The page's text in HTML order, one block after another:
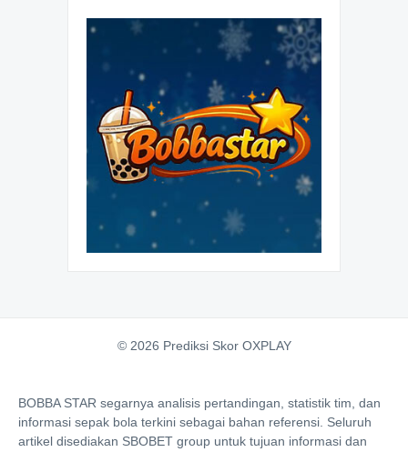
© 2026 Prediksi Skor OXPLAY
BOBBA STAR segarnya analisis pertandingan, statistik tim, dan
informasi sepak bola terkini sebagai bahan referensi. Seluruh
artikel disediakan SBOBET group untuk tujuan informasi dan